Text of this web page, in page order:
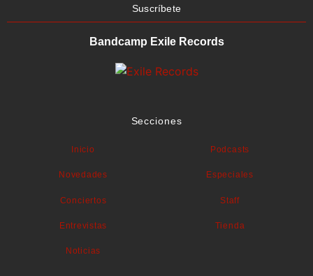
Suscríbete
Bandcamp Exile Records
Secciones
Inicio
Novedades
Conciertos
Entrevistas
Noticias
Podcasts
Especiales
Staff
Tienda